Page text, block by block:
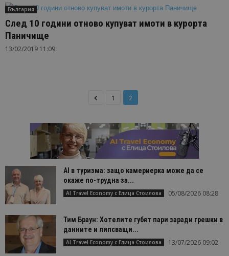
България
След 10 години отново купуват имоти в курорта
Паничище
13/02/2019 11:09
1 2
AI в туризма: защо камериерка може да се
окаже по-трудна за...
AI Travel Economy с Елица Стоилова 05/08/2026 08:28
Тим Браун: Хотелите губят пари заради грешки в
данните и липсващи...
AI Travel Economy с Елица Стоилова 13/07/2026 09:02